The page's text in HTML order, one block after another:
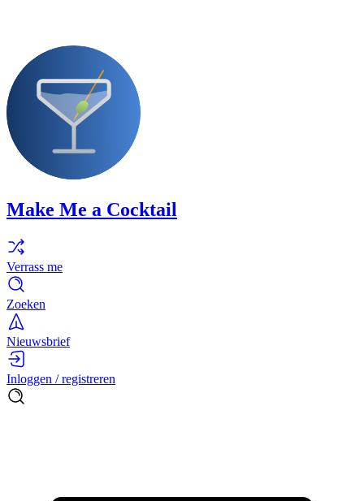
Make Me a Cocktail
Verrass me
Zoeken
Nieuwsbrief
Inloggen / registreren